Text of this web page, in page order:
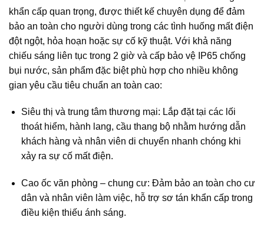
khẩn cấp quan trọng, được thiết kế chuyên dụng để đảm
bảo an toàn cho người dùng trong các tình huống mất điện
đột ngột, hỏa hoạn hoặc sự cố kỹ thuật. Với khả năng
chiếu sáng liên tục trong 2 giờ và cấp bảo vệ IP65 chống
bụi nước, sản phẩm đặc biệt phù hợp cho nhiều không
gian yêu cầu tiêu chuẩn an toàn cao:
Siêu thị và trung tâm thương mại: Lắp đặt tại các lối
thoát hiểm, hành lang, cầu thang bộ nhằm hướng dẫn
khách hàng và nhân viên di chuyển nhanh chóng khi
xảy ra sự cố mất điện.
Cao ốc văn phòng – chung cư: Đảm bảo an toàn cho cư
dân và nhân viên làm việc, hỗ trợ sơ tán khẩn cấp trong
điều kiện thiếu ánh sáng.